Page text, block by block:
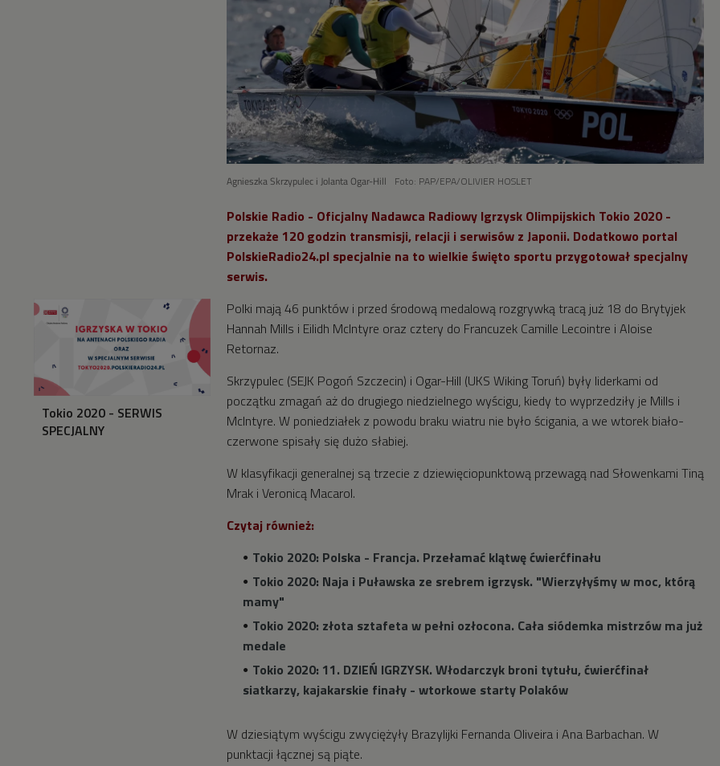
Agnieszka Skrzypulec i Jolanta Ogar-Hill Foto: PAP/EPA/OLIVIER HOSLET
Polskie Radio - Oficjalny Nadawca Radiowy Igrzysk Olimpijskich Tokio 2020 -
przekaże 120 godzin transmisji, relacji i serwisów z Japonii. Dodatkowo portal
PolskieRadio24.pl specjalnie na to wielkie święto sportu przygotował specjalny
serwis.
Tokio 2020 - SERWIS
SPECJALNY
Polki mają 46 punktów i przed środową medalową rozgrywką tracą już 18 do Brytyjek
Hannah Mills i Eilidh McIntyre oraz cztery do Francuzek Camille Lecointre i Aloise
Retornaz.
Skrzypulec (SEJK Pogoń Szczecin) i Ogar-Hill (UKS Wiking Toruń) były liderkami od
początku zmagań aż do drugiego niedzielnego wyścigu, kiedy to wyprzedziły je Mills i
McIntyre. W poniedziałek z powodu braku wiatru nie było ścigania, a we wtorek biało-
czerwone spisały się dużo słabiej.
W klasyfikacji generalnej są trzecie z dziewięciopunktową przewagą nad Słowenkami Tiną
Mrak i Veronicą Macarol.
Czytaj również:
Tokio 2020: Polska - Francja. Przełamać klątwę ćwierćfinału
Tokio 2020: Naja i Puławska ze srebrem igrzysk. "Wierzyłyśmy w moc, którą
mamy"
Tokio 2020: złota sztafeta w pełni ozłocona. Cała siódemka mistrzów ma już
medale
Tokio 2020: 11. DZIEŃ IGRZYSK. Włodarczyk broni tytułu, ćwierćfinał
siatkarzy, kajakarskie finały - wtorkowe starty Polaków
W dziesiątym wyścigu zwyciężyły Brazylijki Fernanda Oliveira i Ana Barbachan. W
punktacji łącznej są piąte.